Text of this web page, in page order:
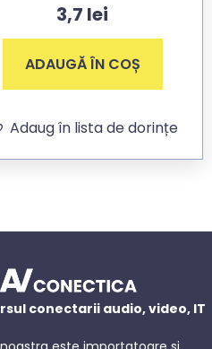
3,7 lei
ADAUGĂ ÎN COȘ
Adaug în lista de dorințe
conectarii audio, video, IT